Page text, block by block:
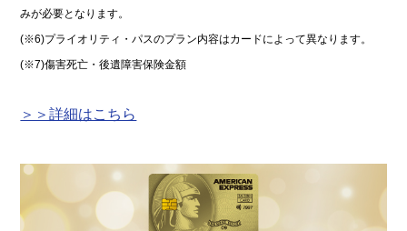
みが必要となります。
(※6)プライオリティ・パスのプラン内容はカードによって異なります。
(※7)傷害死亡・後遺障害保険金額
＞＞詳細はこちら